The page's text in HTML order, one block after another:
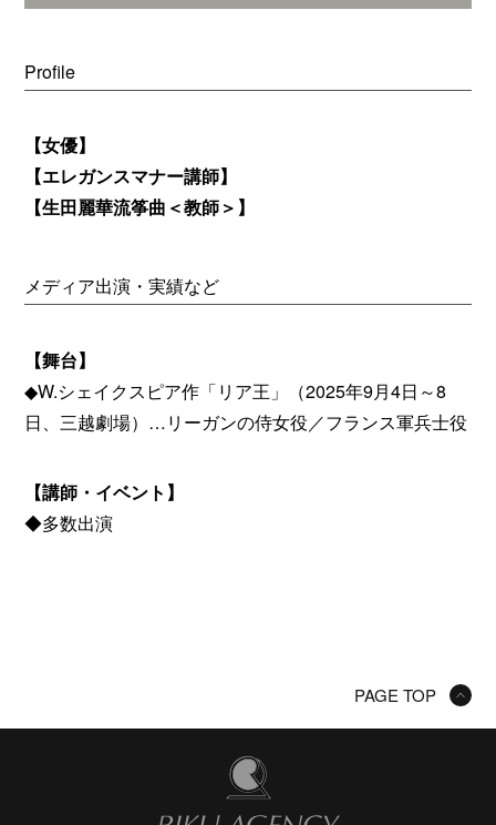
Profile
【女優】
【エレガンスマナー講師】
【生田麗華流筝曲＜教師＞】
メディア出演・実績など
【舞台】
◆W.シェイクスピア作「リア王」（2025年9月4日～8
日、三越劇場）…リーガンの侍女役／フランス軍兵士役
【講師・イベント】
◆多数出演
PAGE TOP